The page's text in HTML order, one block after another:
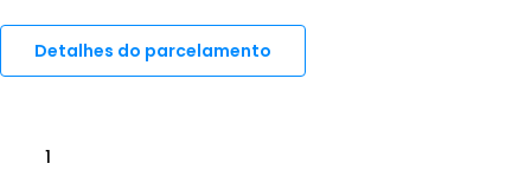
Detalhes do parcelamento